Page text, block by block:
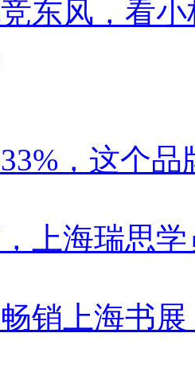
东风，看
，这个
上海瑞思
销上海书